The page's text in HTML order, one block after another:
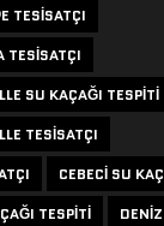
TESISATÇI
TESISATÇI
SU KAÇAĞI TESPITI
TESISATÇI
CEBECI SU
TESPITI